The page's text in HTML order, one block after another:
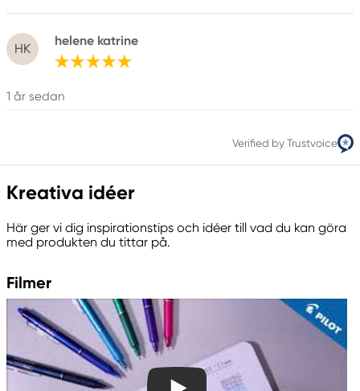
HK
helene katrine
1 år sedan
Verified by Trustvoice
Kreativa idéer
Här ger vi dig inspirationstips och idéer till vad du kan göra
med produkten du tittar på.
Filmer